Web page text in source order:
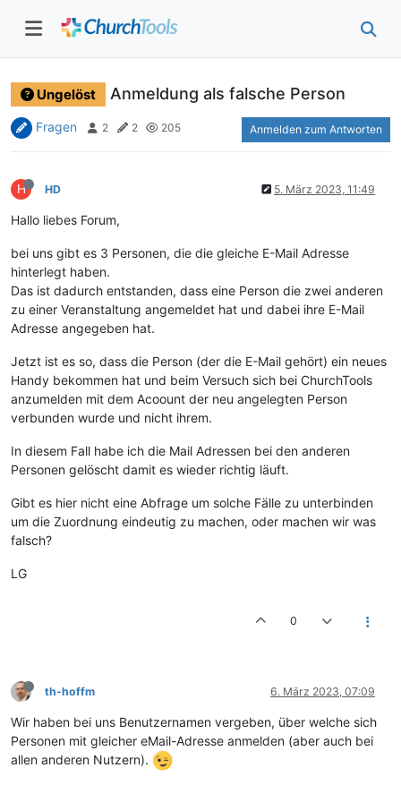
Ungelöst Anmeldung als falsche Person
Fragen 2 2 205 Anmelden zum Antworten
H HD 5. März 2023, 11:49
Hallo liebes Forum,
bei uns gibt es 3 Personen, die die gleiche E-Mail Adresse
hinterlegt haben.
Das ist dadurch entstanden, dass eine Person die zwei anderen
zu einer Veranstaltung angemeldet hat und dabei ihre E-Mail
Adresse angegeben hat.
Jetzt ist es so, dass die Person (der die E-Mail gehört) ein neues
Handy bekommen hat und beim Versuch sich bei ChurchTools
anzumelden mit dem Acoount der neu angelegten Person
verbunden wurde und nicht ihrem.
In diesem Fall habe ich die Mail Adressen bei den anderen
Personen gelöscht damit es wieder richtig läuft.
Gibt es hier nicht eine Abfrage um solche Fälle zu unterbinden
um die Zuordnung eindeutig zu machen, oder machen wir was
falsch?
LG
0
th-hoffm 6. März 2023, 07:09
Wir haben bei uns Benutzernamen vergeben, über welche sich
Personen mit gleicher eMail-Adresse anmelden (aber auch bei
allen anderen Nutzern).